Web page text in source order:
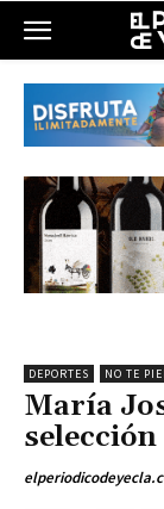
DEPORTES NO TE
María